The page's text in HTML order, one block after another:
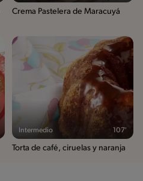
Crema Pastelera de Maracuyá
Intermedio 107'
Torta de café, ciruelas y naranja